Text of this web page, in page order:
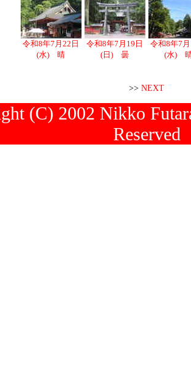
令和8年7月22日
(水) 晴
令和8年7月19日
(日) 曇
令和8年7
(水)
>> NEXT
(C) 2002 Nikko
Reserved